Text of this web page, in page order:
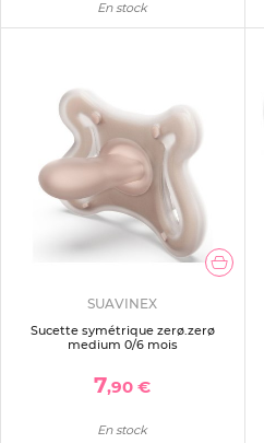
En stock
SUAVINEX
Sucette symétrique zerø.zerø
medium 0/6 mois
7,90 €
En stock